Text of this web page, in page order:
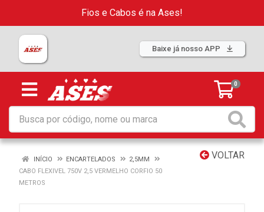
Fios e Cabos é na Ases!
Baixe já nosso APP
0
VOLTAR
INÍCIO ENCARTELADOS
2,5MM
CABO FLEXIVEL 750V 2,5 VERMELHO CORFIO 50
METROS